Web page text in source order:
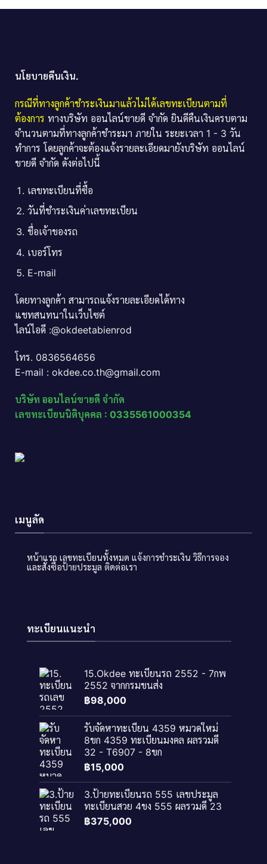
นโยบายคืนเงิน.
กรณีที่ทางลูกค้าชำระเงินมาแล้วไม่ได้เลขทะเบียนตามที่
ต้องการ ทางบริษัท ออนไลน์ขายดี จำกัด ยินดีคืนเงินครบตาม
จำนวนตามที่ทางลูกค้าชำระมา ภายใน ระยะเวลา 1 - 3 วัน
ทำการ โดยลูกค้าจะต้องแจ้งรายละเอียดมายังบริษัท ออนไลน์
ขายดี จำกัด ดังต่อไปนี้
เลขทะเบียนที่ซื้อ
วันที่ชำระเงินค่าเลขทะเบียน
ชื่อเจ้าของรถ
เบอร์โทร
E-mail
โดยทางลูกค้า สามารถแจ้งรายละเอียดได้ทาง
แชทสนทนาในเว็บไซต์
ไลน์ไอดี :@okdeetabienrod
โทร. 0836564656
E-mail : okdee.co.th@gmail.com
บริษัท ออนไลน์ขายดี จำกัด
เลขทะเบียนนิติบุคคล : 0335561000354
เมนูลัด
หน้าแรก เลขทะเบียนทั้งหมด แจ้งการชำระเงิน วิธีการจอง
และสั่งซื้อป้ายประมูล ติดต่อเรา
ทะเบียนแนะนำ
15.Okdee ทะเบียนรถ 2552 - 7กพ
2552 จากกรมขนส่ง
฿98,000
รับจัดหาทะเบียน 4359 หมวดใหม่
8ขก 4359 ทะเบียนมงคล ผลรวมดี
32 - T6907 - 8ขก
฿15,000
3.ป้ายทะเบียนรถ 555 เลขประมูล
ทะเบียนสวย 4ขง 555 ผลรวมดี 23
฿375,000